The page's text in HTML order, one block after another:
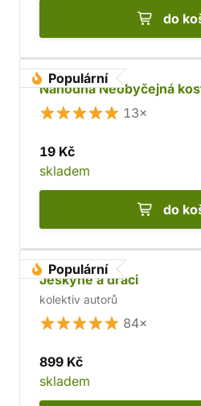
do
Populární
Náhodná Neobyčejná
13×
19 Kč
skladem
do
Populární
Jeskyně a draci
kolektiv autorů
84×
899 Kč
skladem